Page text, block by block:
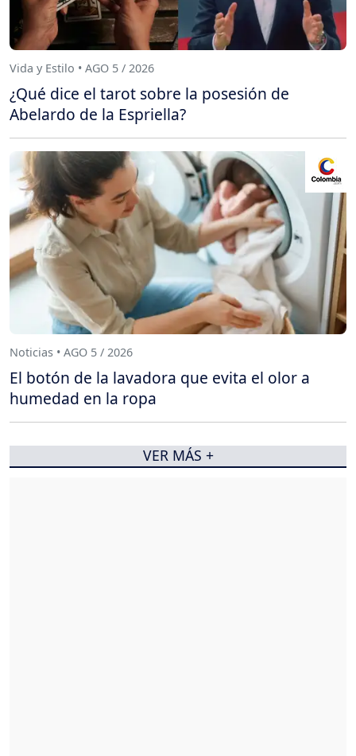
Vida y Estilo • AGO 5 / 2026
¿Qué dice el tarot sobre la posesión de
Abelardo de la Espriella?
Noticias • AGO 5 / 2026
El botón de la lavadora que evita el olor a
humedad en la ropa
VER MÁS +